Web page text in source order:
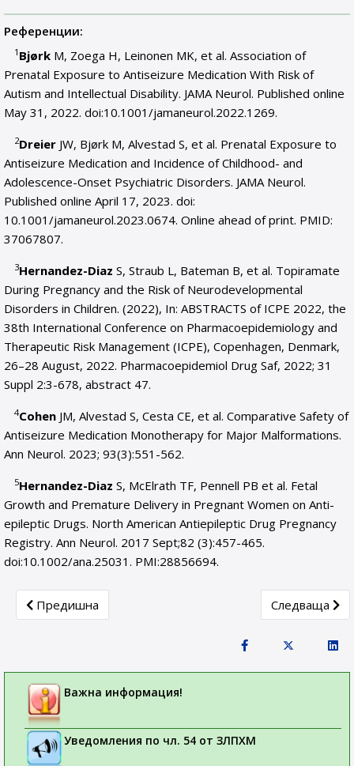
Референции:
1 Bjørk M, Zoega H, Leinonen MK, et al. Association of
Prenatal Exposure to Antiseizure Medication With Risk of
Autism and Intellectual Disability. JAMA Neurol. Published online
May 31, 2022. doi:10.1001/jamaneurol.2022.1269.
2Dreier JW, Bjørk M, Alvestad S, et al. Prenatal Exposure to
Antiseizure Medication and Incidence of Childhood- and
Adolescence-Onset Psychiatric Disorders. JAMA Neurol.
Published online April 17, 2023. doi:
10.1001/jamaneurol.2023.0674. Online ahead of print. PMID:
37067807.
3Hernandez-Diaz S, Straub L, Bateman B, et al. Topiramate
During Pregnancy and the Risk of Neurodevelopmental
Disorders in Children. (2022), In: ABSTRACTS of ICPE 2022, the
38th International Conference on Pharmacoepidemiology and
Therapeutic Risk Management (ICPE), Copenhagen, Denmark,
26–28 August, 2022. Pharmacoepidemiol Drug Saf, 2022; 31
Suppl 2:3-678, abstract 47.
4Cohen JM, Alvestad S, Cesta CE, et al. Comparative Safety of
Antiseizure Medication Monotherapy for Major Malformations.
Ann Neurol. 2023; 93(3):551-562.
5Hernandez-Diaz S, McElrath TF, Pennell PB et al. Fetal
Growth and Premature Delivery in Pregnant Women on Anti-
epileptic Drugs. North American Antiepileptic Drug Pregnancy
Registry. Ann Neurol. 2017 Sept;82 (3):457-465.
doi:10.1002/ana.25031. PMI:28856694.
Previous article: Псевдоефедрин – Рискове от Задна
Предишна Next article:
Следваща
Важна информация!
Уведомления по чл. 54 от ЗЛПХМ